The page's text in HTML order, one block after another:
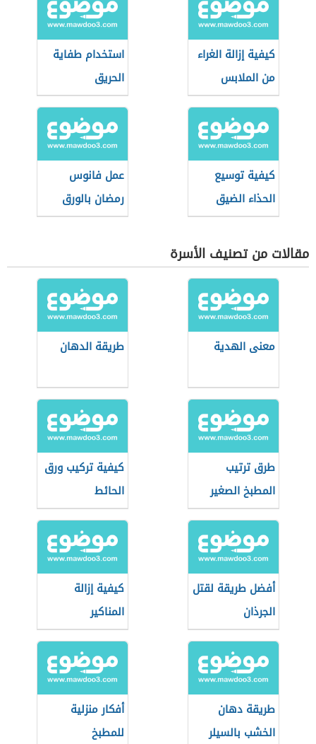
كيفية إزالة الغراء
من الملابس
استخدام طفاية
الحريق
كيفية توسيع
الحذاء الضيق
للنساء
عمل فانوس
رمضان بالورق
مقالات من تصنيف الأسرة
معنى الهدية طريقة الدهان
طرق ترتيب
المطبخ الصغير
كيفية تركيب ورق
الحائط
أفضل طريقة لقتل
الجرذان
كيفية إزالة
المناكير
طريقة دهان
الخشب بالسيلر
أفكار منزلية
للمطبخ